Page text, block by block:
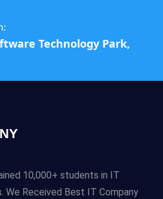
Technology Park,
10,000+ students in IT
We Received Best IT Company